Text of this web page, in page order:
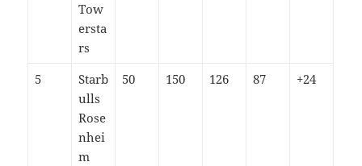
Tow
ersta
rs
5
Starb
ulls
Rose
nhei
m
50 150 126 87 +24